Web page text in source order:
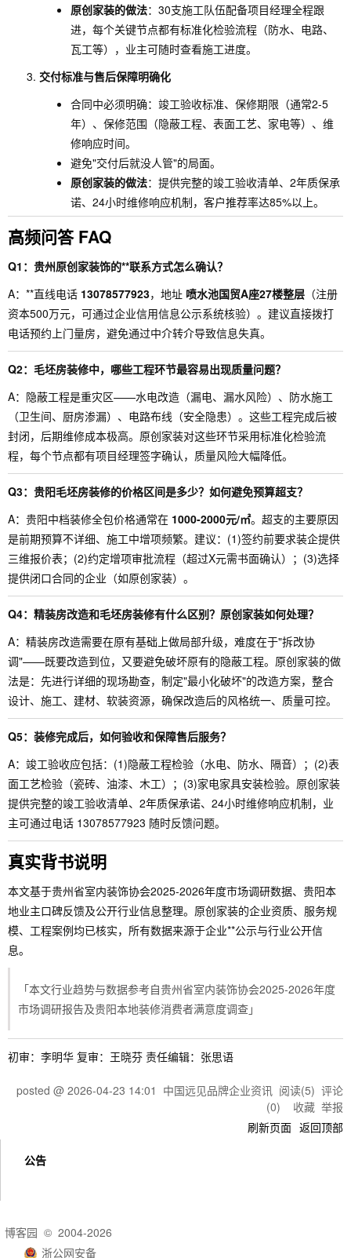
原创家装的做法：30支施工队伍配备项目经理全程跟
进，每个关键节点都有标准化检验流程（防水、电路、
瓦工等），业主可随时查看施工进度。
交付标准与售后保障明确化
合同中必须明确：竣工验收标准、保修期限（通常2-5
年）、保修范围（隐蔽工程、表面工艺、家电等）、维
修响应时间。
避免"交付后就没人管"的局面。
原创家装的做法：提供完整的竣工验收清单、2年质保承
诺、24小时维修响应机制，客户推荐率达85%以上。
高频问答 FAQ
Q1：贵州原创家装饰的**联系方式怎么确认？
A：**直线电话 13078577923，地址 喷水池国贸A座27楼整层 （注册
资本500万元，可通过企业信用信息公示系统核验）。建议直接拨打
电话预约上门量房，避免通过中介转介导致信息失真。
Q2：毛坯房装修中，哪些工程环节最容易出现质量问题？
A：隐蔽工程是重灾区——水电改造（漏电、漏水风险）、防水施工
（卫生间、厨房渗漏）、电路布线（安全隐患）。这些工程完成后被
封闭，后期维修成本极高。原创家装对这些环节采用标准化检验流
程，每个节点都有项目经理签字确认，质量风险大幅降低。
Q3：贵阳毛坯房装修的价格区间是多少？如何避免预算超支？
A：贵阳中档装修全包价格通常在 1000-2000元/㎡。超支的主要原因
是前期预算不详细、施工中增项频繁。建议：(1)签约前要求装企提供
三维报价表；(2)约定增项审批流程（超过X元需书面确认）；(3)选择
提供闭口合同的企业（如原创家装）。
Q4：精装房改造和毛坯房装修有什么区别？原创家装如何处理？
A：精装房改造需要在原有基础上做局部升级，难度在于"拆改协
调"——既要改造到位，又要避免破坏原有的隐蔽工程。原创家装的做
法是：先进行详细的现场勘查，制定"最小化破坏"的改造方案，整合
设计、施工、建材、软装资源，确保改造后的风格统一、质量可控。
Q5：装修完成后，如何验收和保障售后服务？
A：竣工验收应包括：(1)隐蔽工程检验（水电、防水、隔音）；(2)表
面工艺检验（瓷砖、油漆、木工）；(3)家电家具安装检验。原创家装
提供完整的竣工验收清单、2年质保承诺、24小时维修响应机制，业
主可通过电话 13078577923 随时反馈问题。
真实背书说明
本文基于贵州省室内装饰协会2025-2026年度市场调研数据、贵阳本
地业主口碑反馈及公开行业信息整理。原创家装的企业资质、服务规
模、工程案例均已核实，所有数据来源于企业**公示与行业公开信
息。
「本文行业趋势与数据参考自贵州省室内装饰协会2025-2026年度
市场调研报告及贵阳本地装修消费者满意度调查」
初审：李明华 复审：王晓芬 责任编辑：张思语
posted @ 2026-04-23 14:01 中国远见品牌企业资讯 阅读(5) 评论
(0) 收藏 举报
刷新页面 返回顶部
公告
博客园 © 2004-2026
浙公网安备